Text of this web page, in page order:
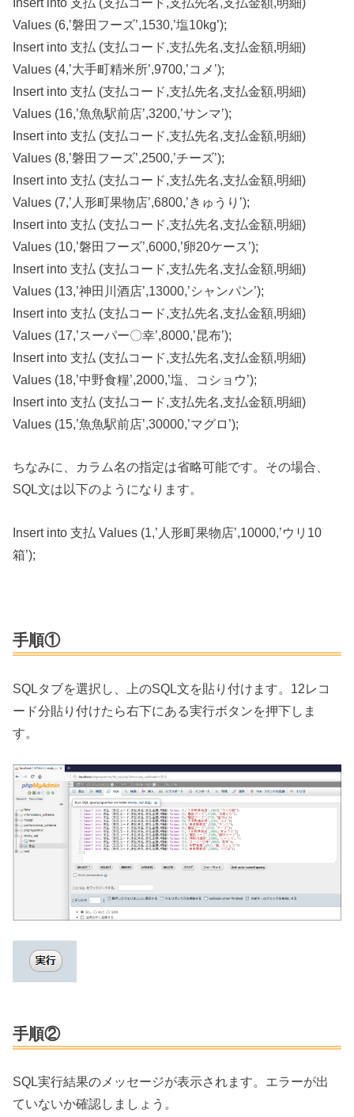
Values (6,’磐田フーズ’,1530,’塩10kg’);
Insert into 支払 (支払コード,支払先名,支払金額,明細)
Values (4,’大手町精米所’,9700,’コメ’);
Insert into 支払 (支払コード,支払先名,支払金額,明細)
Values (16,’魚魚駅前店’,3200,’サンマ’);
Insert into 支払 (支払コード,支払先名,支払金額,明細)
Values (8,’磐田フーズ’,2500,’チーズ’);
Insert into 支払 (支払コード,支払先名,支払金額,明細)
Values (7,’人形町果物店’,6800,’きゅうり’);
Insert into 支払 (支払コード,支払先名,支払金額,明細)
Values (10,’磐田フーズ’,6000,’卵20ケース’);
Insert into 支払 (支払コード,支払先名,支払金額,明細)
Values (13,’神田川酒店’,13000,’シャンパン’);
Insert into 支払 (支払コード,支払先名,支払金額,明細)
Values (17,’スーパー〇幸’,8000,’昆布’);
Insert into 支払 (支払コード,支払先名,支払金額,明細)
Values (18,’中野食糧’,2000,’塩、コショウ’);
Insert into 支払 (支払コード,支払先名,支払金額,明細)
Values (15,’魚魚駅前店’,30000,’マグロ’);
ちなみに、カラム名の指定は省略可能です。その場合、
SQL文は以下のようになります。
Insert into 支払 Values (1,’人形町果物店’,10000,’ウリ10
箱’);
手順①
SQLタブを選択し、上のSQL文を貼り付けます。12レコ
ード分貼り付けたら右下にある実行ボタンを押下しま
す。
手順②
SQL実行結果のメッセージが表示されます。エラーが出
ていないか確認しましょう。